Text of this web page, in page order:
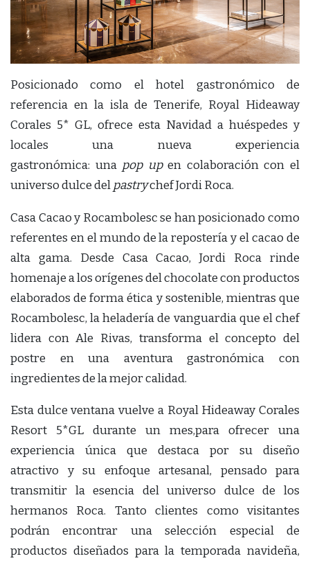
Posicionado como el hotel gastronómico de
referencia en la isla de Tenerife, Royal Hideaway
Corales 5* GL, ofrece esta Navidad a huéspedes y
locales una nueva experiencia
gastronómica: una pop upen colaboración con el
universo dulce delpastrychef Jordi Roca.
Casa Cacao y Rocambolesc se han posicionado como
referentes en el mundo de la repostería y el cacao de
alta gama. Desde Casa Cacao, Jordi Roca rinde
homenaje a los orígenes del chocolate con productos
elaborados de forma ética y sostenible, mientras que
Rocambolesc, la heladería de vanguardia que el chef
lidera con Ale Rivas, transforma el concepto del
postre en una aventura gastronómica con
ingredientes de la mejor calidad.
Esta dulce ventana vuelve a Royal Hideaway Corales
Resort 5*GL durante un mes,para ofrecer una
experiencia única que destaca por su diseño
atractivo y su enfoque artesanal, pensado para
transmitir la esencia del universo dulce de los
hermanos Roca. Tanto clientes como visitantes
podrán encontrar una selección especial de
productos diseñados para la temporada navideña,